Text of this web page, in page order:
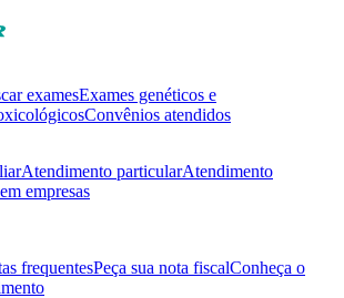
examesExames genéticos e
Convênios atendidos
Atendimento particularAtendimento
empresas
frequentesPeça sua nota fiscalConheça o